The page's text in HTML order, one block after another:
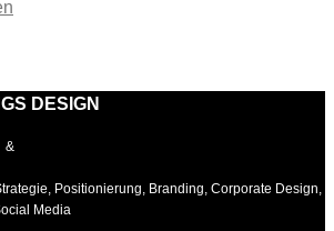
DESIGN
&
Positionierung, Branding, Corporate Design,
Media